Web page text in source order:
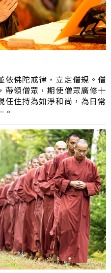
依佛陀戒律，立定僧規。僧
帶領僧眾，期使僧眾廣修十
任住持為如淨和尚，為日常